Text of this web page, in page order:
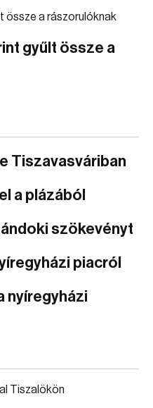
gyűlt össze a
Tiszavasváriban
a plázából
szökevényt
piacról
nyíregyházi